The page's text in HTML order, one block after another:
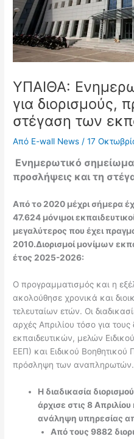
ΥΠΑΙΘΑ:
για διορισμούς,
στέγαση των
Από E-wall News/17
Ενημερωτικό σημείωμα
προσλήψεις και τη
Από το 2020 μέχρι σήμερα
47.624 μόνιμοι
μεγαλύτερος που έχει
2010.Διορισμοί μονίμων
έτος 2025-2026:
Ο προγραμματισμός και η
ακολούθησε χρονικά και
τελευταίων ετών. Οι
αρχές Απριλίου τόσο για
εκπαιδευτικών, μελών
ΕΕΠ) και Ειδικού
πρόσληψη των αναπληρωτών.
Η διαδικασία
άρχισε στις 8
ανάληψη υπηρεσίας
Από τους 9882